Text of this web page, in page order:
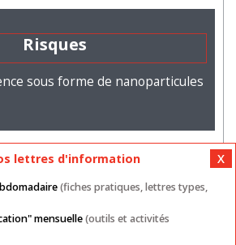
Risques
sous forme de nanoparticules
Nos autres sites CGU
lettres d'information
(fiches pratiques, lettres types,
mensuelle(outils et activités